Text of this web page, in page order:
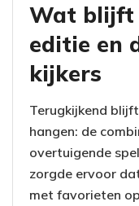
Wat blijft
editie en
kijkers
Terugkijkend
hangen: de
overtuigende
zorgde ervoor
met favorieten